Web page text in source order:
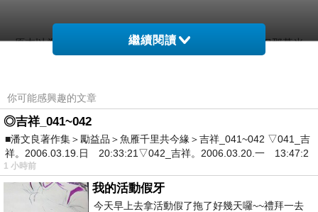
原本以為，這只是我們為彼此保留的一段午後時光，但那暮光
塊拼圖形狀的告白，自你心口剝落下來，邊緣凹折著與此生相
連的天使與惡魔。
然而，我真的能成為你的天使嗎？或者你也不過是試探我的惡
魔？儘管我早就已經知道了，彷彿裝盲作啞的先知，纖細的指
繼續閱讀
你可能感興趣的文章
◎吉祥_041~042
■潘文良著作集＞勵益品＞魚雁千里共今緣＞吉祥_041~042 ▽041_吉
祥。2006.03.19.日 20:33:21▽042_吉祥。2006.03.20.一 13:47:2
1 小時前
我的活動假牙
今天早上去拿活動假了拖了好幾天囉~~禮拜一去